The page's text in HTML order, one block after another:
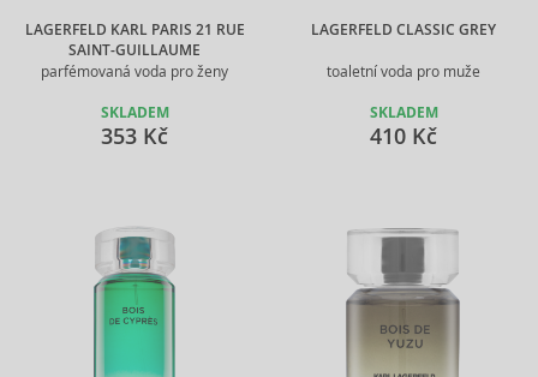
LAGERFELD KARL PARIS 21 RUE
SAINT-GUILLAUME
parfémovaná voda pro ženy
SKLADEM
353 Kč
LAGERFELD CLASSIC GREY
toaletní voda pro muže
SKLADEM
410 Kč